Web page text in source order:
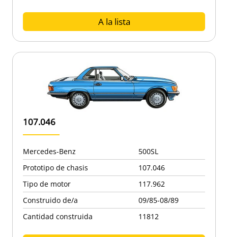
A la lista
107.046
Mercedes-Benz
500SL
Prototipo de chasis
107.046
Tipo de motor
117.962
Construido de/a
09/85-08/89
Cantidad construida
11812